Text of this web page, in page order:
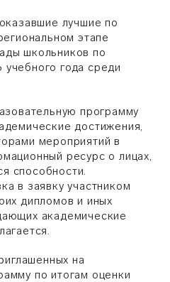
лучшие по
этапе
школьников по
года среди
программу
достижения,
мероприятий в
ресурс о лицах,
способности.
в заявку участником
дипломов и иных
академические
на
по итогам оценки